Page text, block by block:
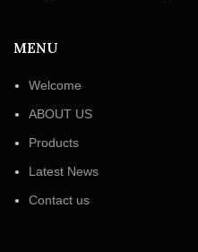
MENU
Welcome
ABOUT US
Products
Latest News
Contact us